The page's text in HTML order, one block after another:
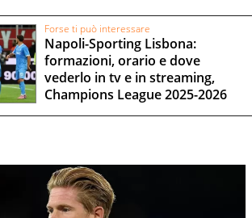
Forse ti può interessare
Napoli-Sporting Lisbona:
formazioni, orario e dove
vederlo in tv e in streaming,
Champions League 2025-2026